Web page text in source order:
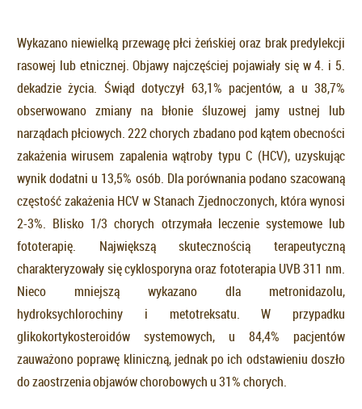
Wykazano niewielką przewagę płci żeńskiej oraz brak predylekcji
rasowej lub etnicznej. Objawy najczęściej pojawiały się w 4. i 5.
dekadzie życia. Świąd dotyczył 63,1% pacjentów, a u 38,7%
obserwowano zmiany na błonie śluzowej jamy ustnej lub
narządach płciowych. 222 chorych zbadano pod kątem obecności
zakażenia wirusem zapalenia wątroby typu C (HCV), uzyskując
wynik dodatni u 13,5% osób. Dla porównania podano szacowaną
częstość zakażenia HCV w Stanach Zjednoczonych, która wynosi
2-3%. Blisko 1/3 chorych otrzymała leczenie systemowe lub
fototerapię. Największą skutecznością terapeutyczną
charakteryzowały się cyklosporyna oraz fototerapia UVB 311 nm.
Nieco mniejszą wykazano dla metronidazolu,
hydroksychlorochiny i metotreksatu. W przypadku
glikokortykosteroidów systemowych, u 84,4% pacjentów
zauważono poprawę kliniczną, jednak po ich odstawieniu doszło
do zaostrzenia objawów chorobowych u 31% chorych.